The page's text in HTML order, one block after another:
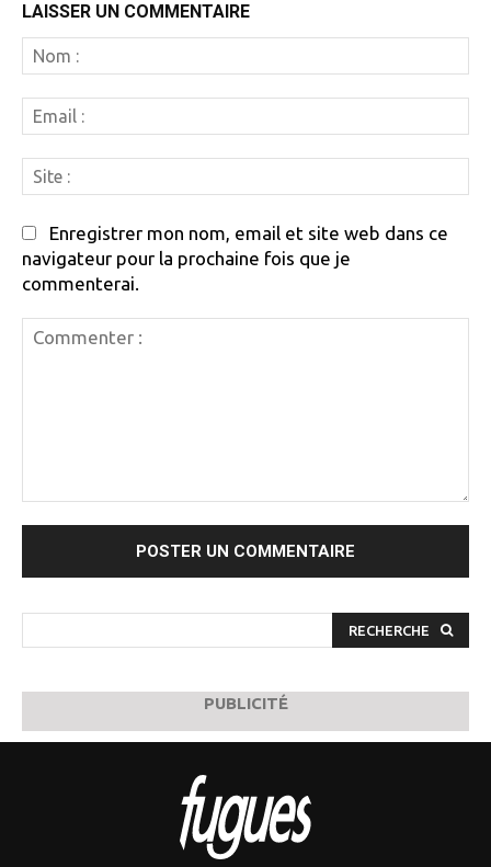
LAISSER UN COMMENTAIRE
:
:
:
Enregistrer mon nom, email et site web dans ce
navigateur pour la prochaine fois que je
commenterai.
RECHERCHE
PUBLICITÉ